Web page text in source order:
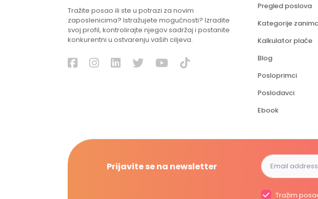
Tražite posao ili ste u potrazi za novim
zaposlenicima? Istražujete mogućnosti? Izradite
svoj profil, kontrolirajte njegov sadržaj i postanite
konkurentni u ostvarenju vaših ciljeva.
Pregled poslova
Kategorije
Kalkulator plaće
Blog
Posloprimci
Poslodavci
Ebook
Prijavite se na newsletter
Tražim